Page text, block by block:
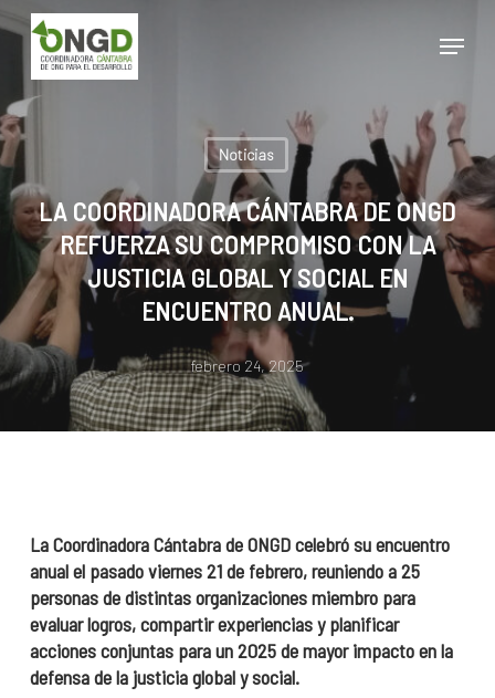
Skip
to
main
content
Menu
Noticias
LA COORDINADORA CÁNTABRA DE ONGD
REFUERZA SU COMPROMISO CON LA
JUSTICIA GLOBAL Y SOCIAL EN
ENCUENTRO ANUAL.
febrero 24, 2025
La Coordinadora Cántabra de ONGD celebró su encuentro
anual el pasado viernes 21 de febrero, reuniendo a 25
personas de distintas organizaciones miembro para
evaluar logros, compartir experiencias y planificar
acciones conjuntas para un 2025 de mayor impacto en la
defensa de la justicia global y social.